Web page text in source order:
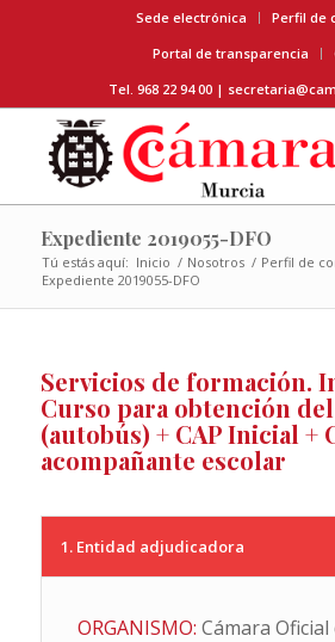
Sede electrónica
Perfil de
Portal de transparencia
Tel. 968 22 94 00 |
Expediente 2019055-DFO
Tú estás aquí: Inicio / Nosotros / Perfil de
Expediente 2019055-DFO
Servicios de formación.
Curso para obtención
(autobús) + CAP Inicial +
acompañante escolar
1. Entidad adjudicadora
ORGANISMO: Cámara